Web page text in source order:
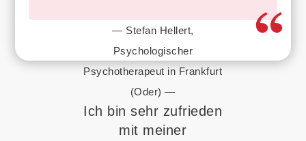
— Stefan Hellert,
Psychologischer
Psychotherapeut in Frankfurt
(Oder) —
Ich bin sehr zufrieden
mit meiner